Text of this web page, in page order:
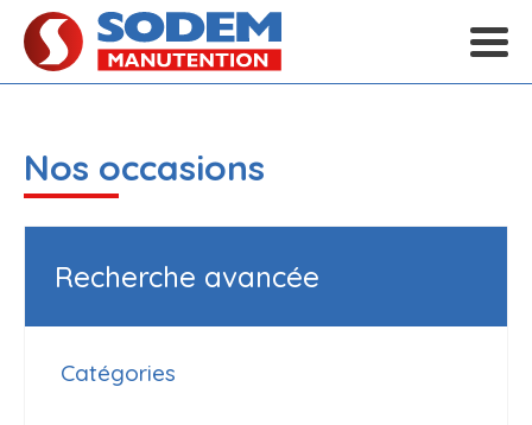
Nos occasions
Recherche avancée
Catégories